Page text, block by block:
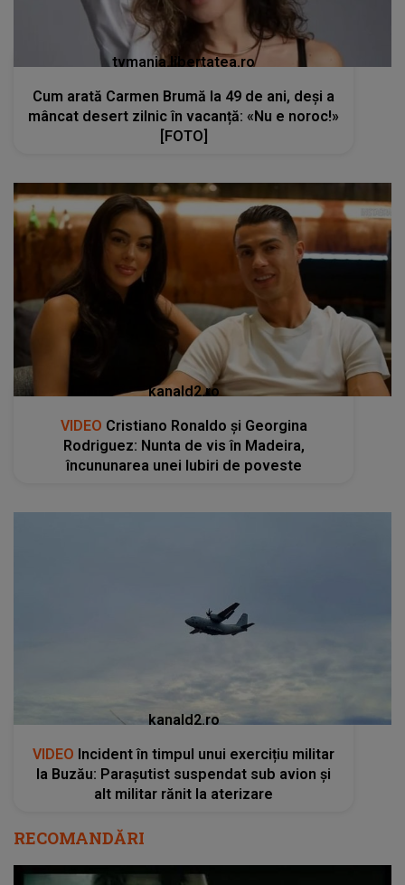
tvmania.libertatea.ro
Cum arată Carmen Brumă la 49 de ani, deși a
mâncat desert zilnic în vacanță: «Nu e noroc!»
[FOTO]
kanald2.ro
VIDEO Cristiano Ronaldo și Georgina
Rodriguez: Nunta de vis în Madeira,
încununarea unei Iubiri de poveste
kanald2.ro
VIDEO Incident în timpul unui exercițiu militar
la Buzău: Parașutist suspendat sub avion și
alt militar rănit la aterizare
RECOMANDĂRI